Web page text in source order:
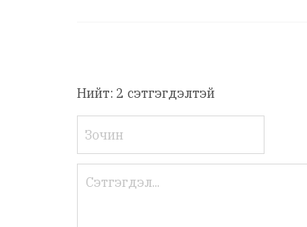
Нийт: 2 сэтгэгдэлтэй